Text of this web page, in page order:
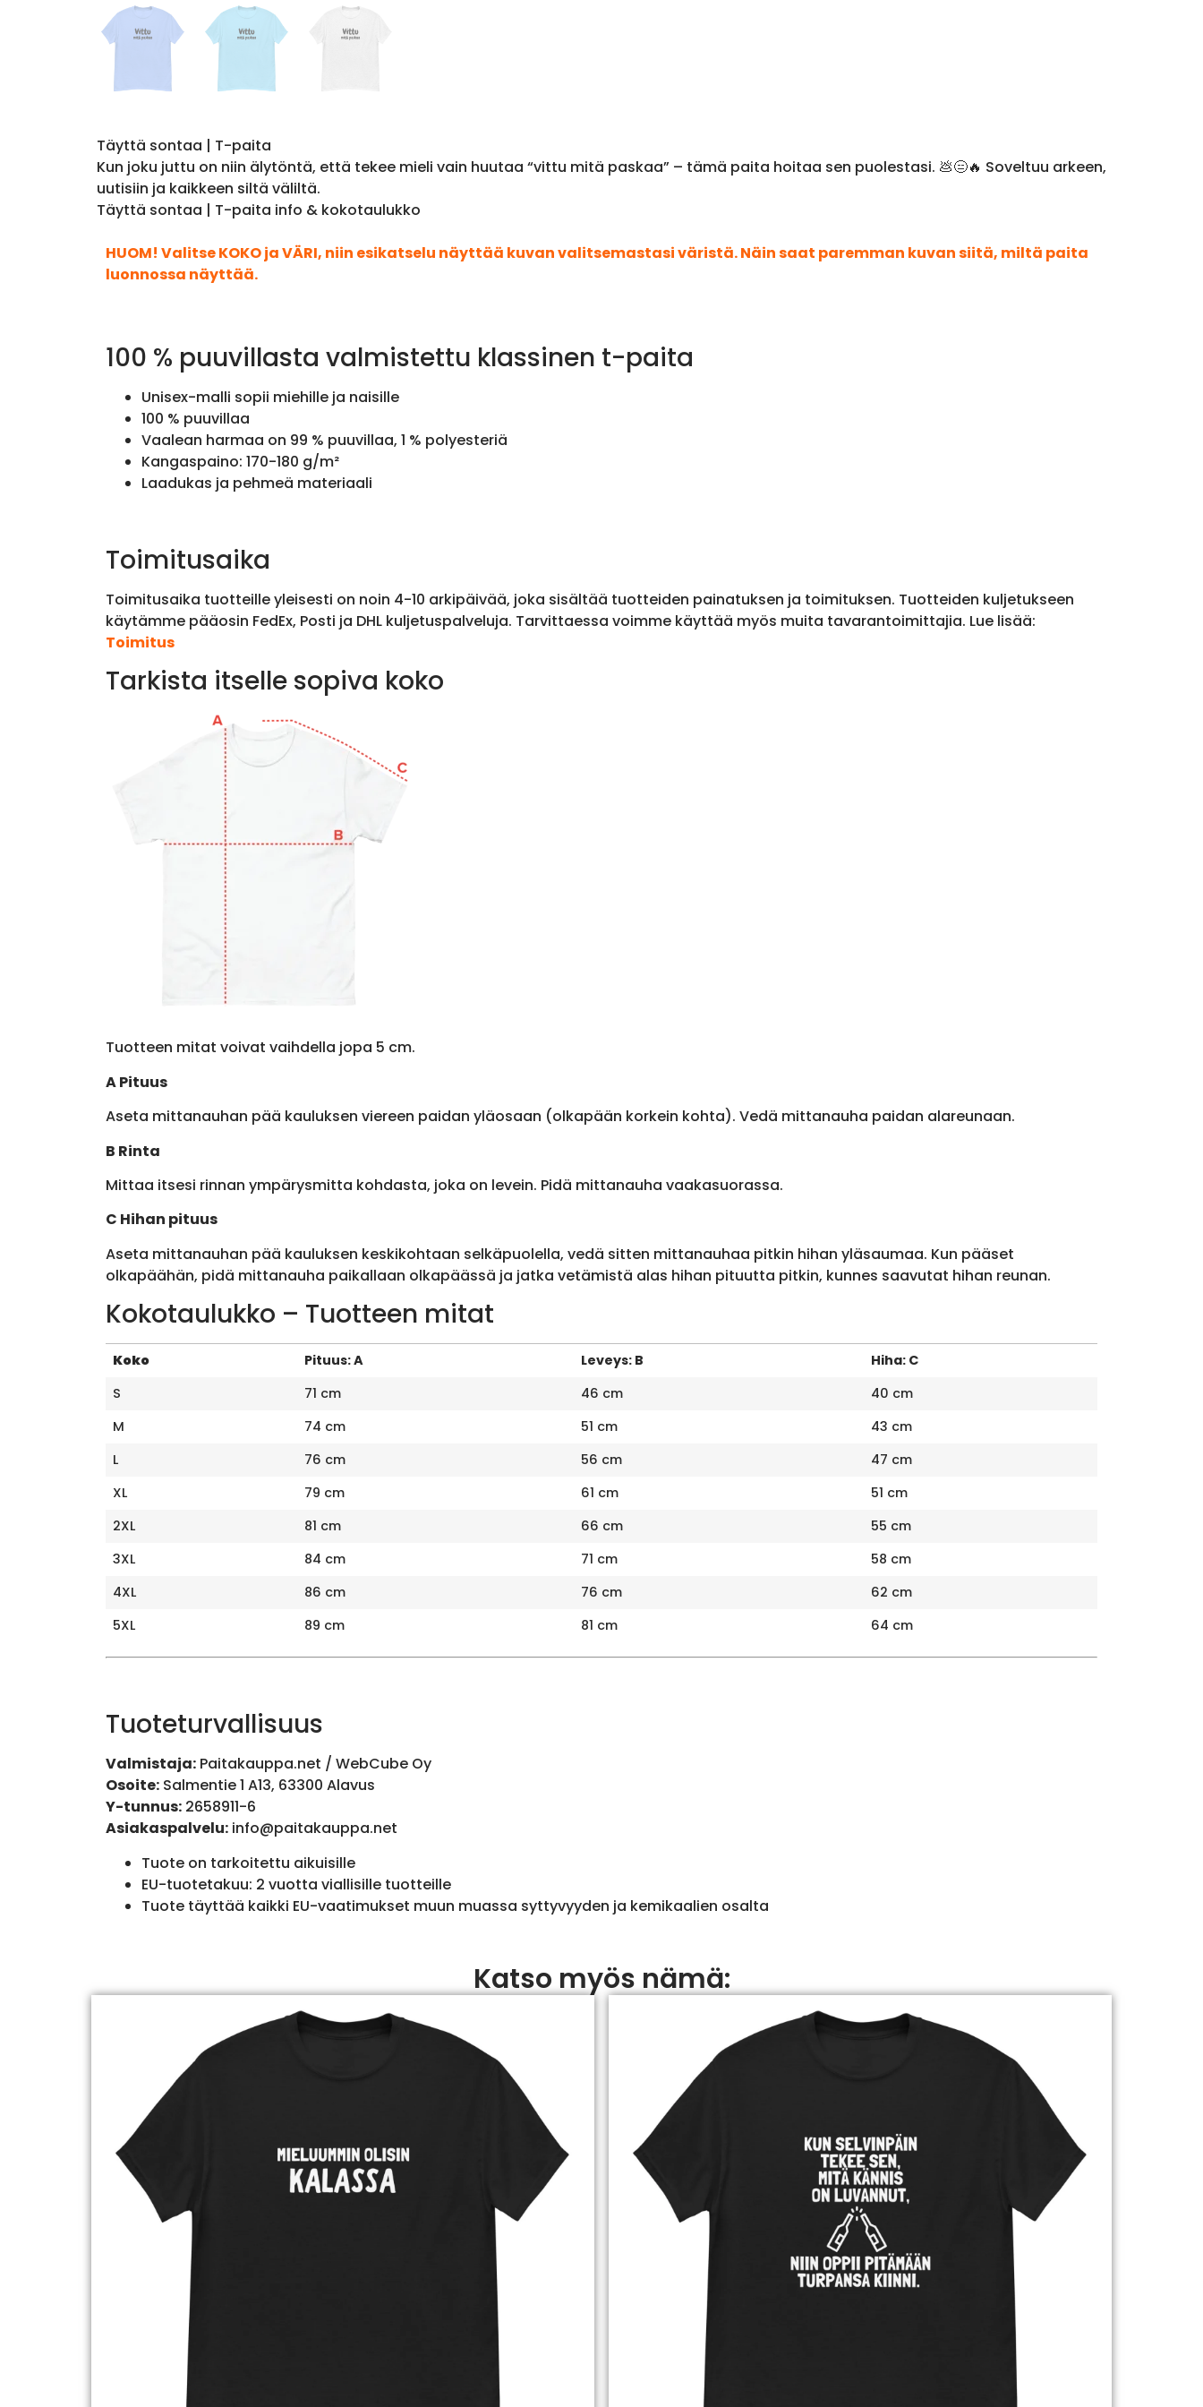
Täyttä sontaa | T-paita
Kun joku juttu on niin älytöntä, että tekee mieli vain huutaa “vittu mitä paskaa” – tämä paita hoitaa sen puolestasi. 💩😑🔥 Soveltuu arkeen,
uutisiin ja kaikkeen siltä väliltä.
Täyttä sontaa | T-paita info & kokotaulukko
HUOM! Valitse KOKO ja VÄRI, niin esikatselu näyttää kuvan valitsemastasi väristä. Näin saat paremman kuvan siitä, miltä paita
luonnossa näyttää.
100 % puuvillasta valmistettu klassinen t-paita
Unisex-malli sopii miehille ja naisille
100 % puuvillaa
Vaalean harmaa on 99 % puuvillaa, 1 % polyesteriä
Kangaspaino: 170-180 g/m²
Laadukas ja pehmeä materiaali
Toimitusaika
Toimitusaika tuotteille yleisesti on noin 4-10 arkipäivää, joka sisältää tuotteiden painatuksen ja toimituksen. Tuotteiden kuljetukseen
käytämme pääosin FedEx, Posti ja DHL kuljetuspalveluja. Tarvittaessa voimme käyttää myös muita tavarantoimittajia. Lue lisää:
Toimitus
Tarkista itselle sopiva koko
Tuotteen mitat voivat vaihdella jopa 5 cm.
A Pituus
Aseta mittanauhan pää kauluksen viereen paidan yläosaan (olkapään korkein kohta). Vedä mittanauha paidan alareunaan.
B Rinta
Mittaa itsesi rinnan ympärysmitta kohdasta, joka on levein. Pidä mittanauha vaakasuorassa.
C Hihan pituus
Aseta mittanauhan pää kauluksen keskikohtaan selkäpuolella, vedä sitten mittanauhaa pitkin hihan yläsaumaa. Kun pääset
olkapäähän, pidä mittanauha paikallaan olkapäässä ja jatka vetämistä alas hihan pituutta pitkin, kunnes saavutat hihan reunan.
Kokotaulukko – Tuotteen mitat
Koko Pituus: A Leveys: B
Hiha: C
S
71 cm 46 cm
40 cm
M
74 cm 51 cm
43 cm
L
76 cm 56 cm
47 cm
XL
79 cm 61 cm
51 cm
2XL
81 cm 66 cm
55 cm
3XL
84 cm 71 cm
58 cm
4XL
86 cm 76 cm
62 cm
5XL
89 cm 81 cm 64 cm
Tuoteturvallisuus
Valmistaja:Paitakauppa.net / WebCube Oy
Osoite:Salmentie 1 A13, 63300 Alavus
Y-tunnus:2658911-6
Asiakaspalvelu: info@paitakauppa.net
Tuote on tarkoitettu aikuisille
EU-tuotetakuu: 2 vuotta viallisille tuotteille
Tuote täyttää kaikki EU-vaatimukset muun muassa syttyvyyden ja kemikaalien osalta
Katso myös nämä: